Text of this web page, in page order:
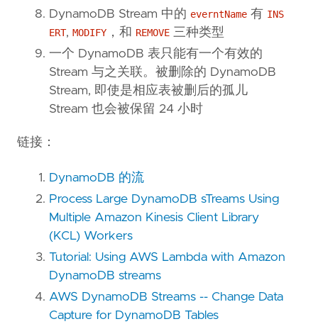
DynamoDB Stream 中的 everntName 有 INS
ERT, MODIFY ，和 REMOVE 三种类型
一个 DynamoDB 表只能有一个有效的
Stream 与之关联。被删除的 DynamoDB
Stream, 即使是相应表被删后的孤儿
Stream 也会被保留 24 小时
链接：
DynamoDB 的流
Process Large DynamoDB sTreams Using
Multiple Amazon Kinesis Client Library
(KCL) Workers
Tutorial: Using AWS Lambda with Amazon
DynamoDB streams
AWS DynamoDB Streams -- Change Data
Capture for DynamoDB Tables